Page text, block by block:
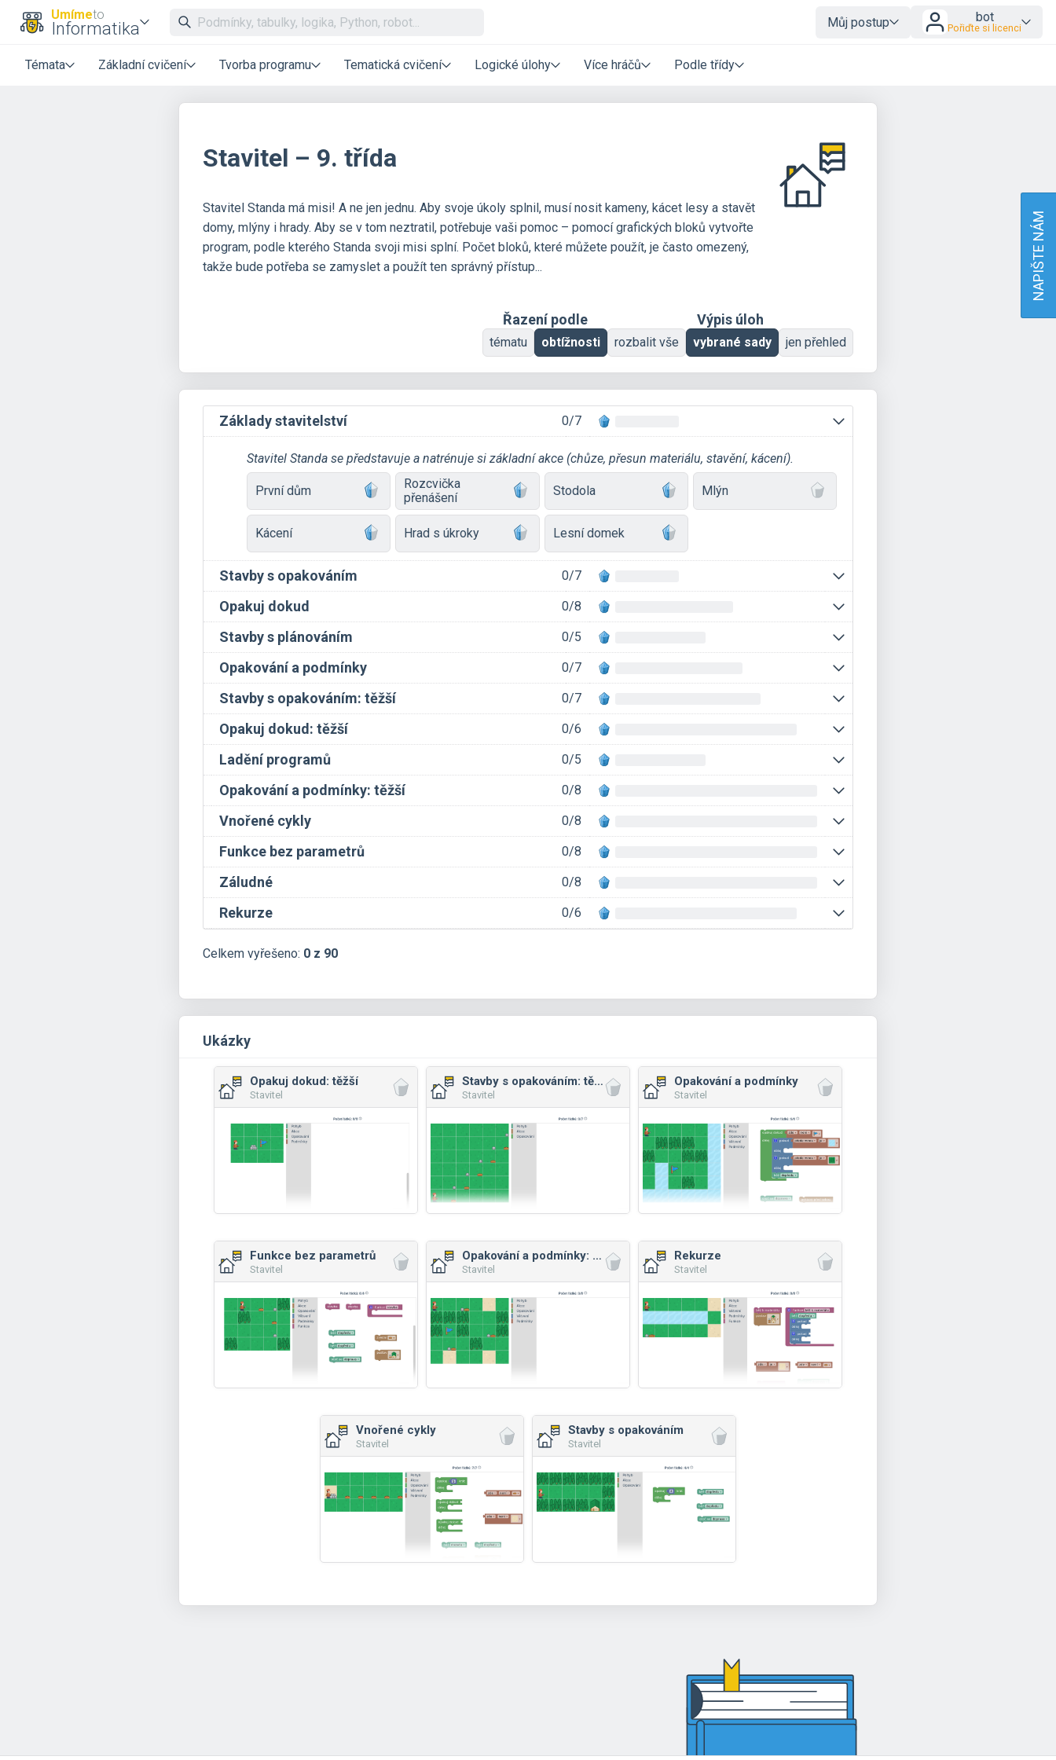
Umímeto
Informatika Můj postup bot
Pořiďte si licenci
Témata Základní cvičení Tvorba programu Tematická cvičení Logické úlohy Více hráčů Podle třídy
Stavitel – 9. třída
Stavitel Standa má misi! A ne jen jednu. Aby svoje úkoly splnil, musí nosit kameny, kácet lesy a stavět
domy, mlýny i hrady. Aby se v tom neztratil, potřebuje vaši pomoc – pomocí grafických bloků vytvořte
program, podle kterého Standa svoji misi splní. Počet bloků, které můžete použít, je často omezený,
takže bude potřeba se zamyslet a použít ten správný přístup...
Řazení podle
tématu obtížnosti
Výpis úloh
rozbalit vše vybrané sady jen přehled
Základy stavitelství 0/7
Stavitel Standa se představuje a natrénuje si základní akce (chůze, přesun materiálu, stavění, kácení).
První dům
Rozcvička
přenášení
Stodola Mlýn
Kácení Hrad s úkroky Lesní domek
Stavby s opakováním 0/7
Opakuj dokud 0/8
Stavby s plánováním 0/5
Opakování a podmínky 0/7
Stavby s opakováním: těžší 0/7
Opakuj dokud: těžší 0/6
Ladění programů 0/5
Opakování a podmínky: těžší 0/8
Vnořené cykly 0/8
Funkce bez parametrů 0/8
Záludné 0/8
Rekurze 0/6
Celkem vyřešeno: 0 z 90
Ukázky
Opakuj dokud: těžší
Stavitel
Stavby s opakováním: těžší
Stavitel
Opakování a podmínky
Stavitel
Funkce bez parametrů
Stavitel
Opakování a podmínky: těžší
Stavitel
Rekurze
Stavitel
Vnořené cykly
Stavitel
Stavby s opakováním
Stavitel
NAPIŠTE NÁM